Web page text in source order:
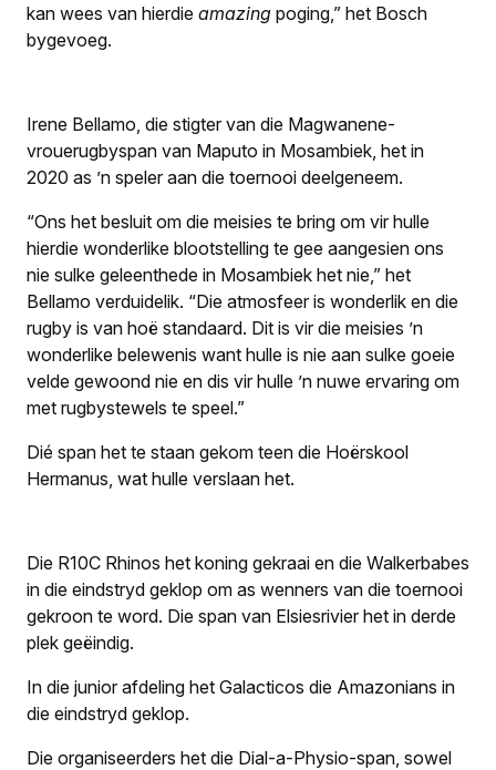
kan wees van hierdie amazing poging,” het Bosch
bygevoeg.
Irene Bellamo, die stigter van die Magwanene-
vrouerugbyspan van Maputo in Mosambiek, het in
2020 as ’n speler aan die toernooi deelge­neem.
“Ons het besluit om die meisies te bring om vir hulle
hierdie wonderlike blootstelling te gee aangesien ons
nie sulke geleenthede in Mosambiek het nie,” het
Bellamo verduidelik. “Die atmosfeer is wonderlik en die
rugby is van hoë standaard. Dit is vir die meisies ’n
wonderlike belewenis want hulle is nie aan sulke goeie
velde gewoond nie en dis vir hulle ’n nuwe ervaring om
met rugbystewels te speel.”
Dié span het te staan gekom teen die Hoërskool
Hermanus, wat hulle verslaan het.
Die R10C Rhinos het koning gekraai en die Walkerbabes
in die eindstryd geklop om as wenners van die toernooi
gekroon te word. Die span van Elsiesrivier het in derde
plek geëindig.
In die junior afdeling het Galacticos die Amazonians in
die eindstryd geklop.
Die organiseerders het die Dial-a-Physio-span, sowel